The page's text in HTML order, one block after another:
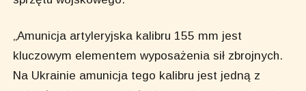
„Amunicja artyleryjska kalibru 155 mm jest
kluczowym elementem wyposażenia sił zbrojnych.
Na Ukrainie amunicja tego kalibru jest jedną z